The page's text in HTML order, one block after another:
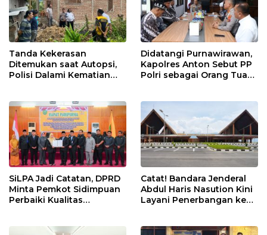
Tanda Kekerasan
Ditemukan saat Autopsi,
Polisi Dalami Kematian
Didatangi Purnawirawan,
Kapolres Anton Sebut PP
Polri sebagai Orang Tua
SiLPA Jadi Catatan, DPRD
Minta Pemkot Sidimpuan
Perbaiki Kualitas
Catat! Bandara Jenderal
Abdul Haris Nasution Kini
Layani Penerbangan ke